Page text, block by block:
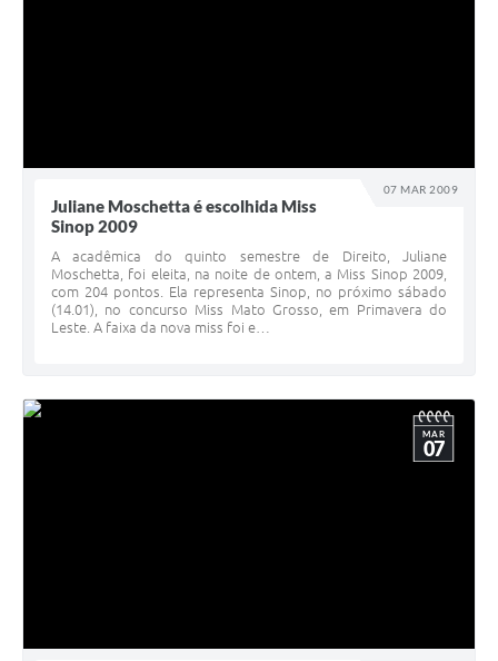
07 MAR 2009
Juliane Moschetta é escolhida Miss
Sinop 2009
A acadêmica do quinto semestre de Direito, Juliane
Moschetta, foi eleita, na noite de ontem, a Miss Sinop 2009,
com 204 pontos. Ela representa Sinop, no próximo sábado
(14.01), no concurso Miss Mato Grosso, em Primavera do
Leste. A faixa da nova miss foi e…
MAR
07